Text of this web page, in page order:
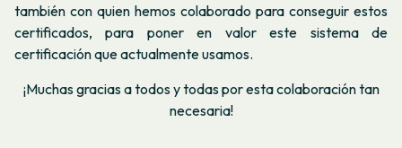
también con quien hemos colaborado para conseguir estos
certificados, para poner en valor este sistema de
certificación que actualmente usamos.
¡Muchas gracias a todos y todas por esta colaboración tan
necesaria!